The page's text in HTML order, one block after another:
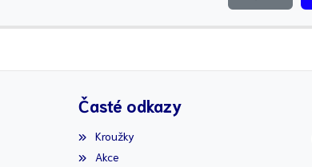
Časté odkazy
Kroužky
Akce